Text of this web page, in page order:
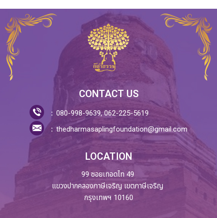
CONTACT US
080-998-9639, 062-225-5619
thedharmasaplingfoundation@gmail.com
LOCATION
99 ซอยเทอดไท 49
แขวงปากคลองภาษีเจริญ เขตภาษีเจริญ
กรุงเทพฯ 10160